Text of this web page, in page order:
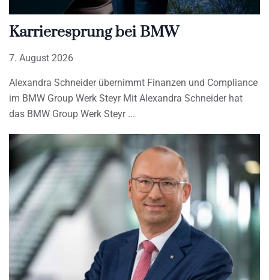
Karrieresprung bei BMW
7. August 2026
Alexandra Schneider übernimmt Finanzen und Compliance
im BMW Group Werk Steyr Mit Alexandra Schneider hat
das BMW Group Werk Steyr